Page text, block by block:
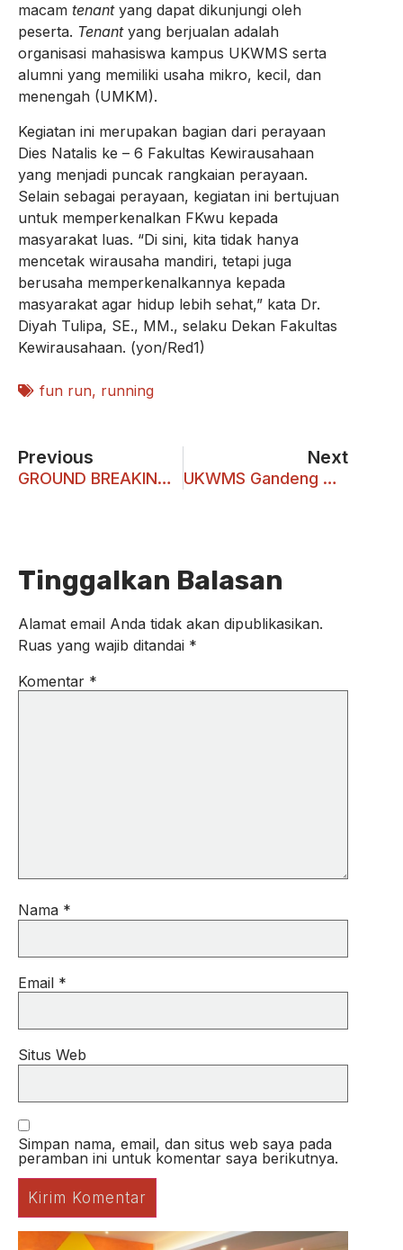
macam tenantyang dapat dikunjungi oleh
peserta. Tenantyang berjualan adalah
organisasi mahasiswa kampus UKWMS serta
alumni yang memiliki usaha mikro, kecil, dan
menengah (UMKM).
Kegiatan ini merupakan bagian dari perayaan
Dies Natalis ke – 6 Fakultas Kewirausahaan
yang menjadi puncak rangkaian perayaan.
Selain sebagai perayaan, kegiatan ini bertujuan
untuk memperkenalkan FKwu kepada
masyarakat luas. “Di sini, kita tidak hanya
mencetak wirausaha mandiri, tetapi juga
berusaha memperkenalkannya kepada
masyarakat agar hidup lebih sehat,” kata Dr.
Diyah Tulipa, SE., MM., selaku Dekan Fakultas
Kewirausahaan. (yon/Red1)
fun run, running
Previous
GROUND BREAKING GEDUNG IMAVI (INSTITITUM THEOLOGICIUM)
Next
UKWMS Gandeng Nokentech Digital untuk Pelatihan Digital
Tinggalkan Balasan
Alamat email Anda tidak akan dipublikasikan.
Ruas yang wajib ditandai *
Komentar *
Nama *
Email *
Situs Web
Simpan nama, email, dan situs web saya pada
peramban ini untuk komentar saya berikutnya.